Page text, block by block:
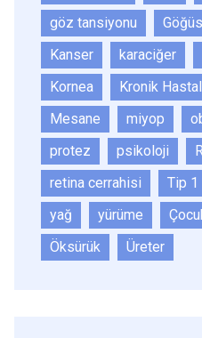
göz tansiyonu
Göğüs
Kanser
karaciğer
Kornea
Kronik
Mesane
miyop
protez
psikoloji
retina cerrahisi
Tip 1
yağ
yürüme
Öksürük
Üreter